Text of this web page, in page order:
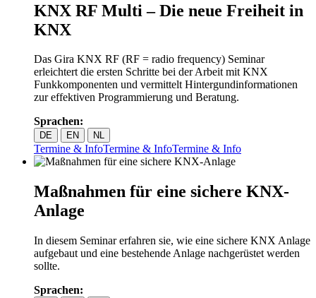
KNX RF Multi – Die neue Freiheit in
KNX
Das Gira KNX RF (RF = radio frequency) Seminar
erleichtert die ersten Schritte bei der Arbeit mit KNX
Funkkomponenten und vermittelt Hintergundinformationen
zur effektiven Programmierung und Beratung.
Sprachen:
DE EN NL
Termine & InfoTermine & InfoTermine & Info
Maßnahmen für eine sichere KNX-
Anlage
In diesem Seminar erfahren sie, wie eine sichere KNX Anlage
aufgebaut und eine bestehende Anlage nachgerüstet werden
sollte.
Sprachen: